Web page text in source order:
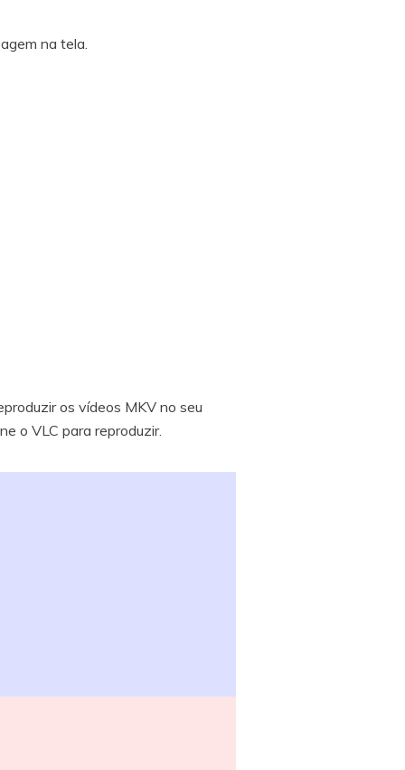
na tela.
os vídeos MKV no seu
o VLC para reproduzir.